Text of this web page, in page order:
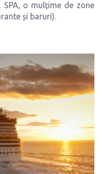
SPA, o mulțime de zone
și baruri).